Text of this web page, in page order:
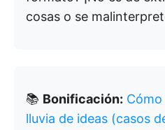
cosas o se
📚 Bonificación:
lluvia de ideas (casos